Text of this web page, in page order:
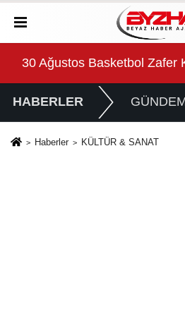
Devam Ediyor
Başkan Topaloğlu’nun
HABERLER
Haberler KÜLTÜR & SANAT